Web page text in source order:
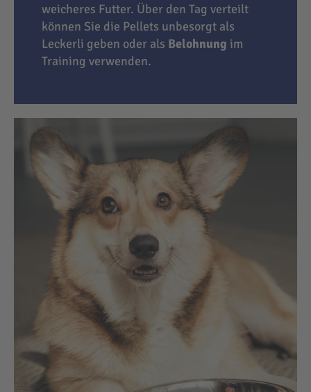
weicheres Futter. Über den Tag verteilt
können Sie die Pellets unbesorgt als
Leckerli geben oder als Belohnung im
Training verwenden.